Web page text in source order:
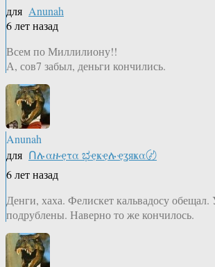
для Anunah
6 лет назад
Всем по Миллилиону!!
А, сов7 забыл, деньги кончились.
Anunah
для Ոሉαዙҿτα ಭҿҝҿሉҿʓяҝα〄
6 лет назад
Денги, хаха. Фелискет кальвадосу обещал.
подрублены. Наверно то же кончилось.